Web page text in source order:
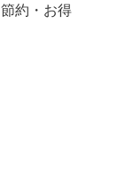
節約・お得